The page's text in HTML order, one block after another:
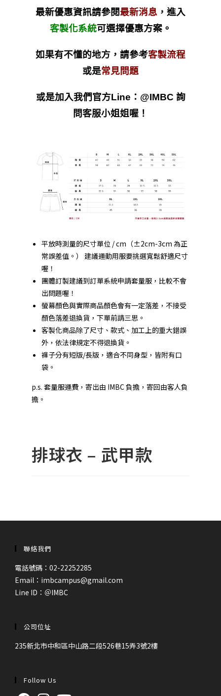
最新優惠資訊請參閱最新消息 ，進入
客製化系統可選擇優惠方案。
如果有不懂的地方，請參考客製流程
或是常見問題
或是加入我們官方Line：@IMBC 詢
問客服小姐姐喔！
平放時測量的尺寸單位 / cm（±2cm-3cm 為正
常誤差值。） 建議運動用服要挑選寬鬆舒適尺寸
喔！
團體訂製建議到訂單系統申請套量服，比較不會
出問題喔！
螢幕顏色與實際商品顏色會有一定落差，不接受
顏色落差退換貨，下單前請三思。
客製化商品除了尺寸、款式、加工上的重大錯誤
外，依法律規定不得退換貨。
褲子分有短版/長版，適合不同身型，皆附有口
袋。
p.s. 套量服運費，寄出由 IMBC 負擔，寄回由客人負
擔。
排球衣 – 武甲款
聯絡我們
電話號碼：02-22252285
Email：imbcampus@gmail.com
Line ID： ＠IMBC
公司位址
235新北市中和區中山路二段526巷15弄3號2樓
Follow Us